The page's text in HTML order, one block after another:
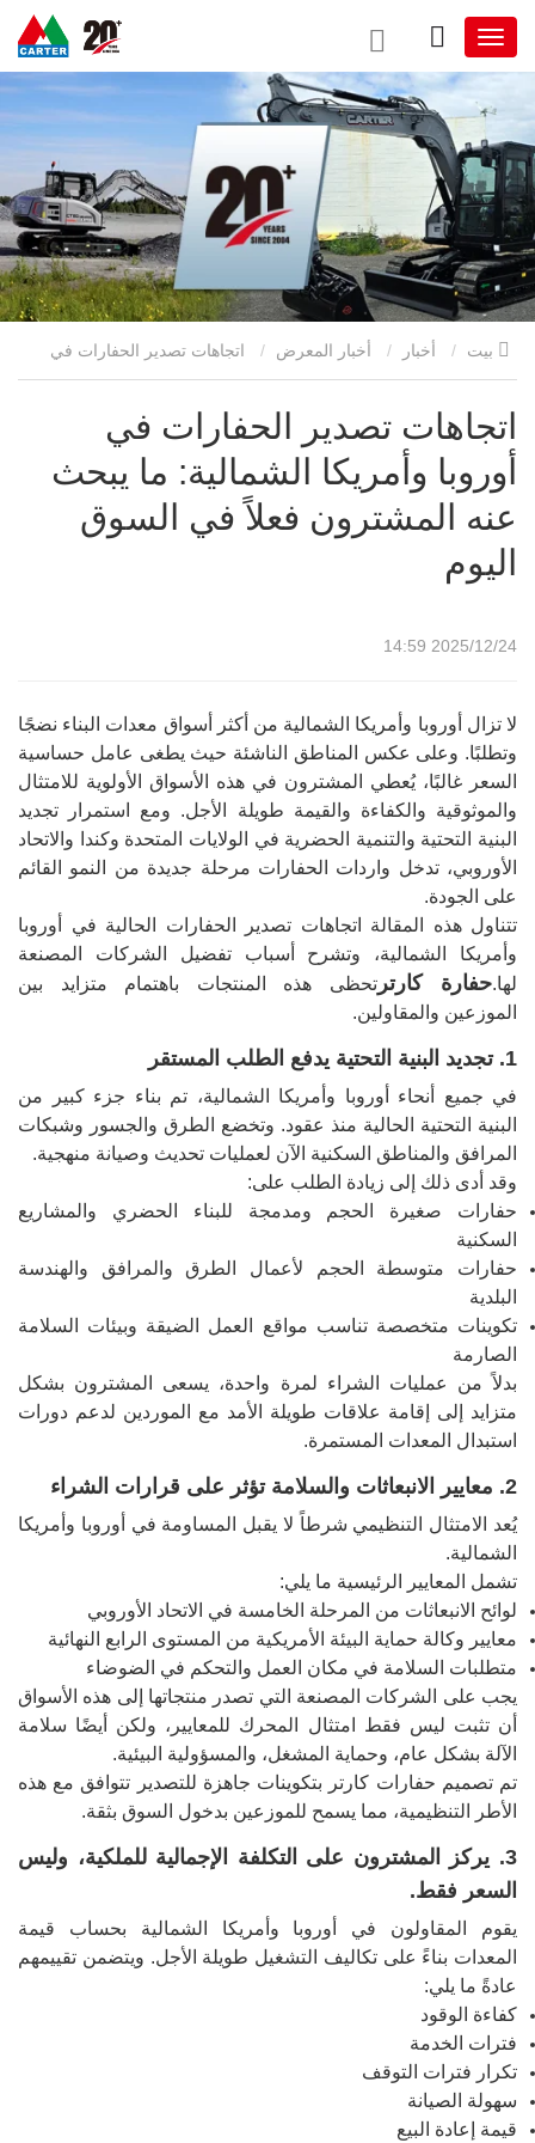
أخبار أخبار المعرض اتجاهات تصدير الحفارات في
أوروبا وأمريكا الشمالية: ما يبحث عنه المشترون فعلاً في السوق اليوم
اتجاهات تصدير الحفارات في
أوروبا وأمريكا الشمالية: ما يبحث
عنه المشترون فعلاً في السوق
اليوم
2025/12/24 14:59
لا تزال أوروبا وأمريكا الشمالية من أكثر أسواق معدات البناء نضجًا
وتطلبًا. وعلى عكس المناطق الناشئة حيث يطغى عامل حساسية
السعر غالبًا، يُعطي المشترون في هذه الأسواق الأولوية للامتثال
والموثوقية والكفاءة والقيمة طويلة الأجل. ومع استمرار تجديد
البنية التحتية والتنمية الحضرية في الولايات المتحدة وكندا والاتحاد
الأوروبي، تدخل واردات الحفارات مرحلة جديدة من النمو القائم
على الجودة.
تتناول هذه المقالة اتجاهات تصدير الحفارات الحالية في أوروبا
وأمريكا الشمالية، وتشرح أسباب تفضيل الشركات المصنعة
لها.حفارة كارترتحظى هذه المنتجات باهتمام متزايد بين
الموزعين والمقاولين.
1. تجديد البنية التحتية يدفع الطلب المستقر
في جميع أنحاء أوروبا وأمريكا الشمالية، تم بناء جزء كبير من
البنية التحتية الحالية منذ عقود. وتخضع الطرق والجسور وشبكات
المرافق والمناطق السكنية الآن لعمليات تحديث وصيانة منهجية.
وقد أدى ذلك إلى زيادة الطلب على:
حفارات صغيرة الحجم ومدمجة للبناء الحضري والمشاريع
السكنية
حفارات متوسطة الحجم لأعمال الطرق والمرافق والهندسة
البلدية
تكوينات متخصصة تناسب مواقع العمل الضيقة وبيئات السلامة
الصارمة
بدلاً من عمليات الشراء لمرة واحدة، يسعى المشترون بشكل
متزايد إلى إقامة علاقات طويلة الأمد مع الموردين لدعم دورات
استبدال المعدات المستمرة.
2. معايير الانبعاثات والسلامة تؤثر على قرارات الشراء
يُعد الامتثال التنظيمي شرطاً لا يقبل المساومة في أوروبا وأمريكا
الشمالية.
تشمل المعايير الرئيسية ما يلي:
لوائح الانبعاثات من المرحلة الخامسة في الاتحاد الأوروبي
معايير وكالة حماية البيئة الأمريكية من المستوى الرابع النهائية
متطلبات السلامة في مكان العمل والتحكم في الضوضاء
يجب على الشركات المصنعة التي تصدر منتجاتها إلى هذه الأسواق
أن تثبت ليس فقط امتثال المحرك للمعايير، ولكن أيضًا سلامة
الآلة بشكل عام، وحماية المشغل، والمسؤولية البيئية.
تم تصميم حفارات كارتر بتكوينات جاهزة للتصدير تتوافق مع هذه
الأطر التنظيمية، مما يسمح للموزعين بدخول السوق بثقة.
3. يركز المشترون على التكلفة الإجمالية للملكية، وليس
السعر فقط.
يقوم المقاولون في أوروبا وأمريكا الشمالية بحساب قيمة
المعدات بناءً على تكاليف التشغيل طويلة الأجل. ويتضمن تقييمهم
عادةً ما يلي:
كفاءة الوقود
فترات الخدمة
تكرار فترات التوقف
سهولة الصيانة
قيمة إعادة البيع